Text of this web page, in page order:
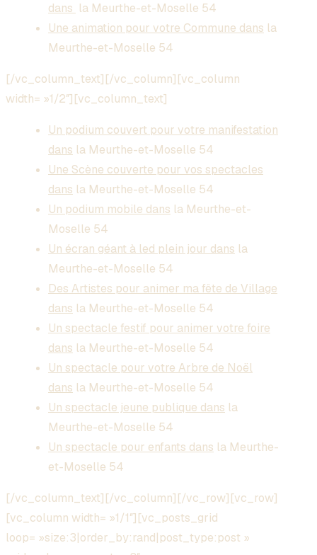
dans la Meurthe-et-Moselle 54
Une animation pour votre Commune dans la
Meurthe-et-Moselle 54
[/vc_column_text][/vc_column][vc_column
width= »1/2″][vc_column_text]
Un podium couvert pour votre manifestation
dans la Meurthe-et-Moselle 54
Une Scène couverte pour vos spectacles
dans la Meurthe-et-Moselle 54
Un podium mobile dans la Meurthe-et-
Moselle 54
Un écran géant à led plein jour dans la
Meurthe-et-Moselle 54
Des Artistes pour animer ma fête de Village
dans la Meurthe-et-Moselle 54
Un spectacle festif pour animer votre foire
dans la Meurthe-et-Moselle 54
Un spectacle pour votre Arbre de Noël
dans la Meurthe-et-Moselle 54
Un spectacle jeune publique dans la
Meurthe-et-Moselle 54
Un spectacle pour enfants dans la Meurthe-
et-Moselle 54
[/vc_column_text][/vc_column][/vc_row][vc_row]
[vc_column width= »1/1″][vc_posts_grid
loop= »size:3|order_by:rand|post_type:post »